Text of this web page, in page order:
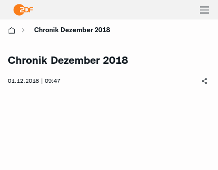
Chronik Dezember 2018
Chronik Dezember 2018
01.12.2018 | 09:47